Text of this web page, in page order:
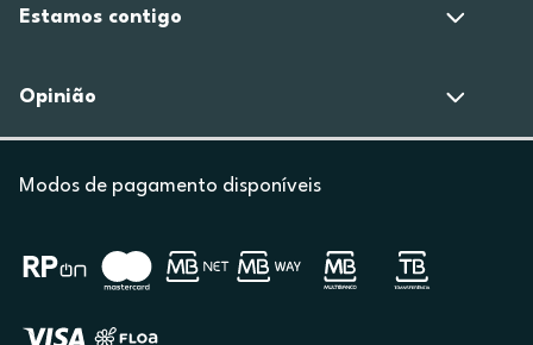
Estamos contigo
Opinião
Modos de pagamento disponíveis